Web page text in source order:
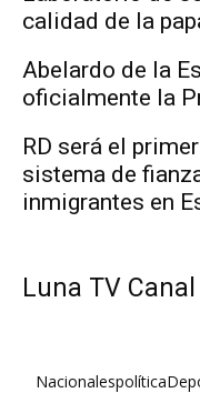
calidad de la
Abelardo de la
oficialmente la
RD será el
sistema de
inmigrantes en
Luna TV
Nacionalespolítica